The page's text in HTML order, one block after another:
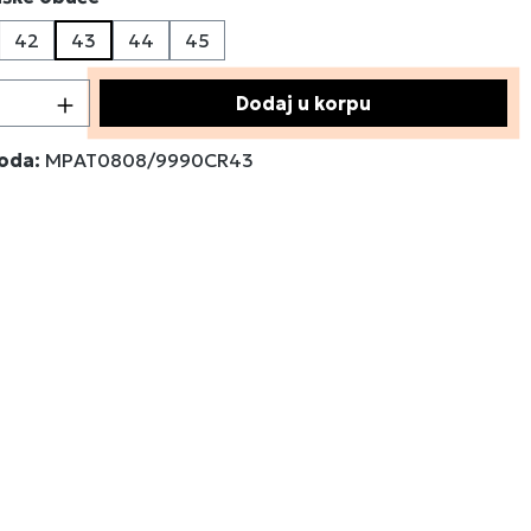
trenutno nije dostupna.)
opcija trenutno nije dostupna.)
42 43 44 45
proizvoda: Unesite željenu količinu ili
Dodaj u korpu
MPAT0808/9990CR43